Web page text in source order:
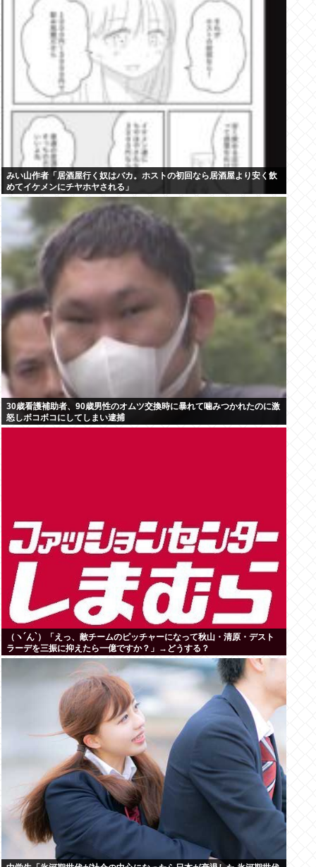
みい山作者「居酒屋行く奴はバカ。ホストの初回なら居酒屋より安く飲
めてイケメンにチヤホヤされる」
30歳看護補助者、90歳男性のオムツ交換時に暴れて噛みつかれたのに激
怒しボコボコにしてしまい逮捕
（ヽ´ん`）「えっ、敵チームのピッチャーになって秋山・清原・デスト
ラーデを三振に抑えたら一億ですか？」→どうする？